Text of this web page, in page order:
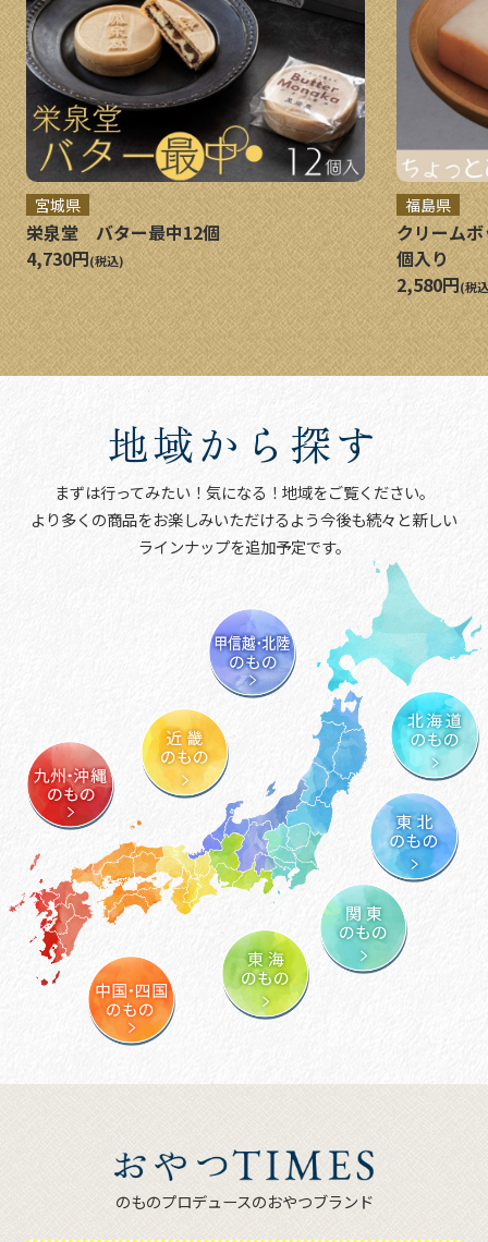
宮城県
栄泉堂 バター最中12個
4,730円(税込)
福島県
クリーム
個入り
2,580円(税
地域から探す
まずは行ってみたい！気になる！地域をご覧ください。
より多くの商品をお楽しみいただけるよう今後も続々と新しい
ラインナップを追加予定です。
のものプロデュースのおやつブランド